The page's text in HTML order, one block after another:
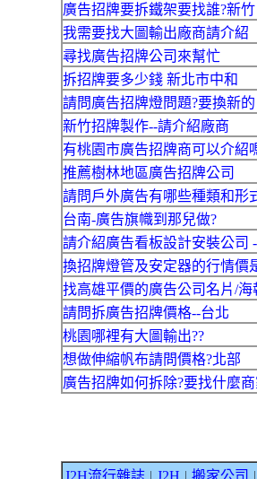
廣告招牌要拆鐵架要找誰?新竹
我需要找大圖輸出廠商請介紹
尋找廣告招牌公司來幫忙
拆招牌要多少錢 新北市中和
請問廣告招牌燈問題?要換新的
新竹招牌製作--請介紹廠商
有桃園市廣告招牌商可以介紹
推薦樹林地區廣告招牌公司
請問戶外廣告有哪些種類和形
台南-廣告旗幟到那兒做?
請介紹廣告看板設計安裝公司
換招牌燈管及安定器的行情價
找高雄平價的廣告公司名片/
請問拆廣告招牌價格--台北
桃園哪裡有大圖輸出??
想做伸縮帆布請問價格?北部
廣告招牌如何拆除?要找什麼商
J2H流行雜誌 J2H 搬家公司